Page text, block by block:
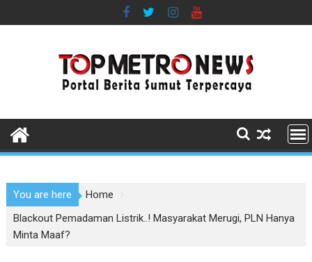
to
You are here
Home
Blackout Pemadaman Listrik..! Masyarakat Merugi, PLN Hanya
Minta Maaf?